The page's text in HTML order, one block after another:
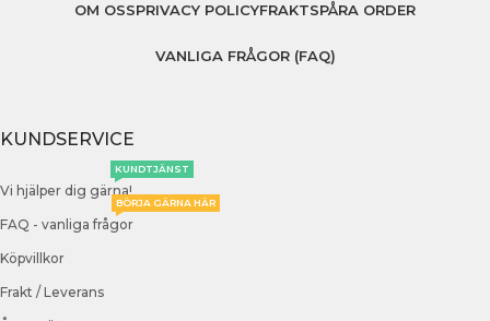
OM OSSPRIVACY POLICYFRAKTSPÅRA ORDER
VANLIGA FRÅGOR (FAQ)
KUNDSERVICE
Vi hjälper dig gärna!
KUNDTJÄNST
FAQ - vanliga frågor
BÖRJA GÄRNA HÄR
Köpvillkor
Frakt / Leverans